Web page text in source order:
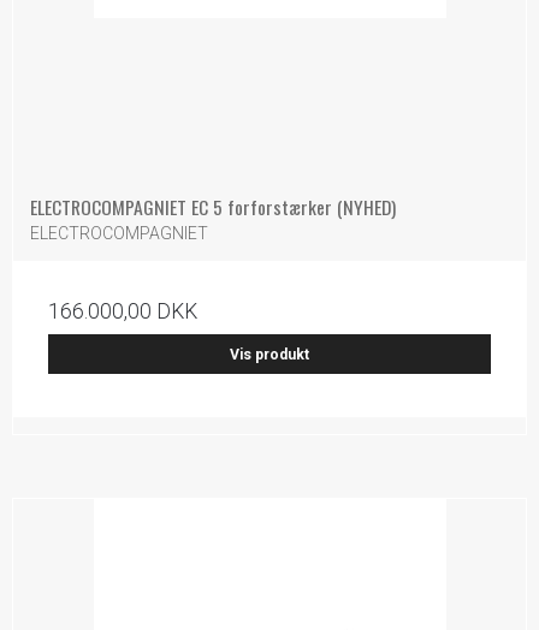
ELECTROCOMPAGNIET EC 5 forforstærker (NYHED)
ELECTROCOMPAGNIET
166.000,00 DKK
Vis produkt